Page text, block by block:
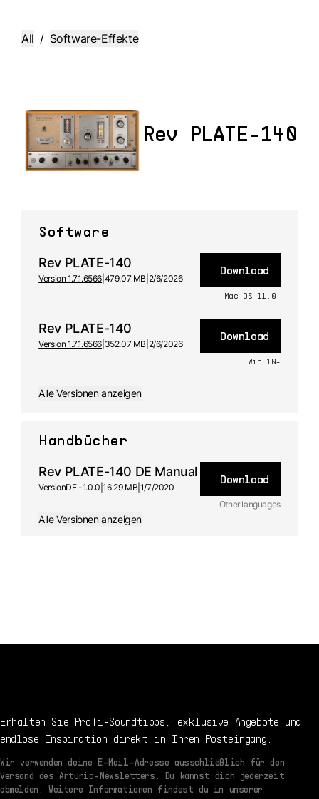
All / Software-Effekte
Rev PLATE-140
Software
Rev PLATE-140
Version 1.7.1.6566| 479.07 MB 2/6/2026
Download
Mac OS 11.0+
Rev PLATE-140
Version 1.7.1.6566| 352.07 MB 2/6/2026
Download
Win 10+
Alle Versionen anzeigen
Handbücher
Rev PLATE-140 DE Manual
VersionDE -1.0.0 |16.29 MB 1/7/2020
Download
Other languages
1.0.0 -
Alle Versionen anzeigen
Erhalten Sie Profi-Soundtipps, exklusive Angebote und
endlose Inspiration direkt in Ihren Posteingang.
Wir verwenden deine E-Mail-Adresse ausschließlich für den
Versand des Arturia-Newsletters. Du kannst dich jederzeit
abmelden. Weitere Informationen findest du in unserer